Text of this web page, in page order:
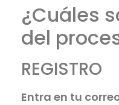
¿Cuáles
del
REGISTRO
Entra en tu